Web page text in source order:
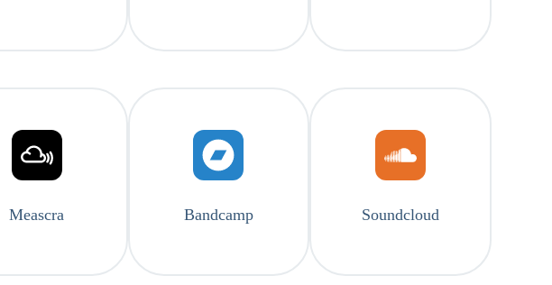
Meascra Bandcamp Soundcloud